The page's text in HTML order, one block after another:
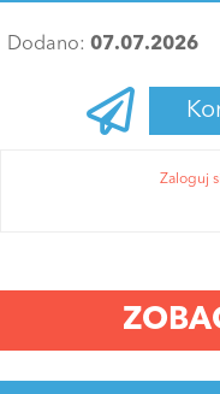
Dodano: 07.07.2026
Zaloguj